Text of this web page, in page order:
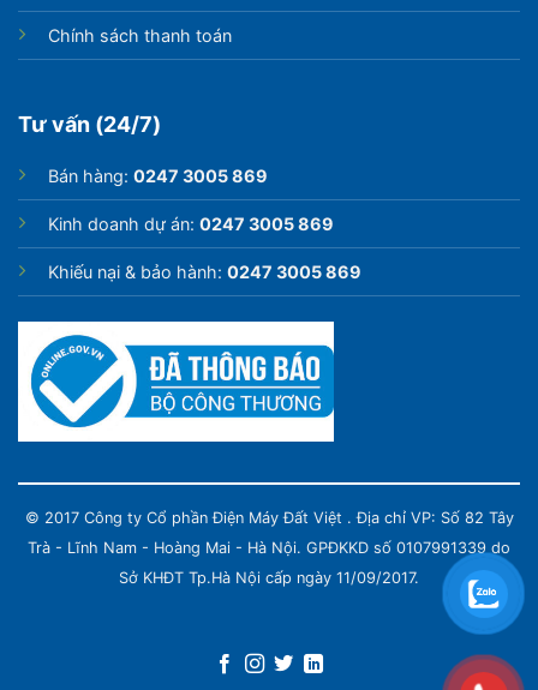
Chính sách thanh toán
Tư vấn (24/7)
Bán hàng: 0247 3005 869
Kinh doanh dự án: 0247 3005 869
Khiếu nại & bảo hành: 0247 3005 869
© 2017 Công ty Cổ phần Điện Máy Đất Việt . Địa chỉ VP: Số 82 Tây
Trà - Lĩnh Nam - Hoàng Mai - Hà Nội. GPĐKKD số 0107991339 do
Sở KHĐT Tp.Hà Nội cấp ngày 11/09/2017.